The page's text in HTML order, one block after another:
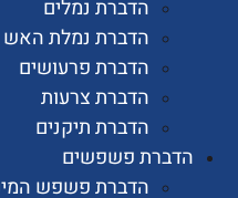
הדברת נמלים
הדברת נמלת האש
הדברת פרעושים
הדברת צרעות
הדברת תיקנים
פשפשים
הדברת פשפש המיטה